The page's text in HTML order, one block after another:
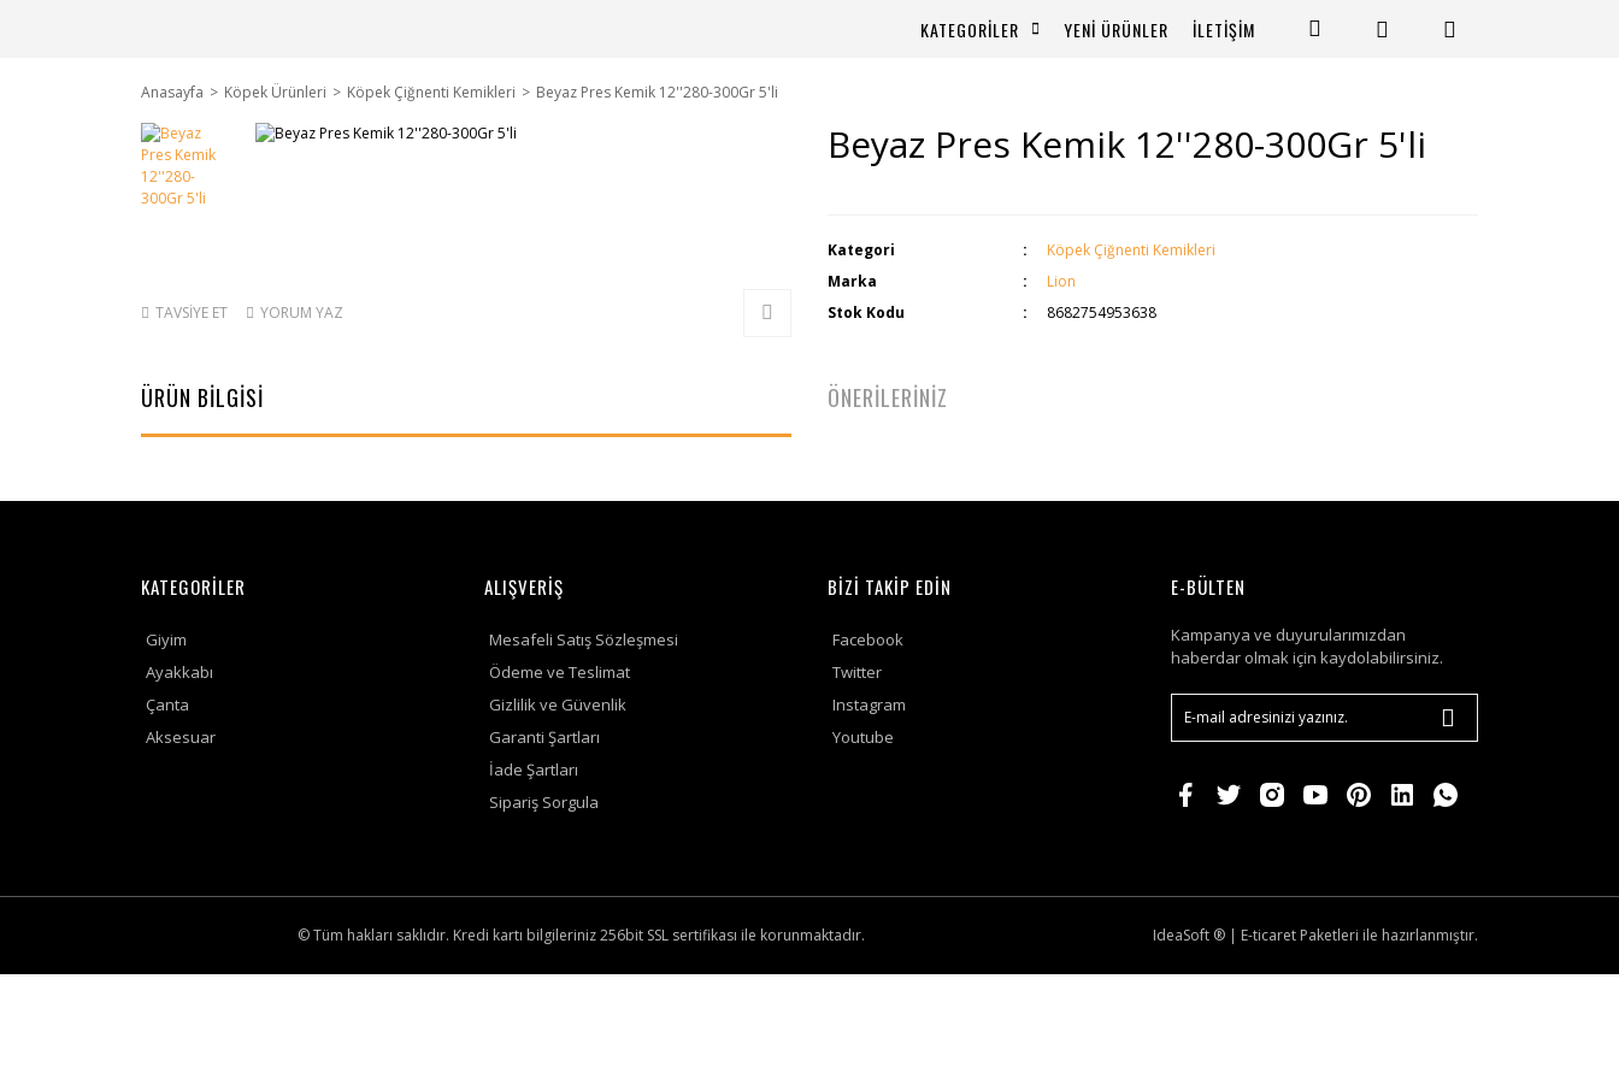
KATEGORİLER YENİ ÜRÜNLER İLETİŞİM
Anasayfa Köpek Ürünleri Köpek Çiğnenti Kemikleri Beyaz Pres Kemik 12''280-300Gr 5'li
TAVSİYE ET YORUM YAZ
Beyaz Pres Kemik 12''280-300Gr 5'li
Kategori
Köpek Çiğnenti Kemikleri
Marka
Lion
Stok Kodu
8682754953638
ÜRÜN BİLGİSİ ÖNERİLERİNİZ
KATEGORİLER
Giyim
Ayakkabı
Çanta
Aksesuar
ALIŞVERİŞ
Mesafeli Satış Sözleşmesi
Ödeme ve Teslimat
Gizlilik ve Güvenlik
Garanti Şartları
İade Şartları
Sipariş Sorgula
BİZİ TAKİP EDİN
Facebook
Twitter
Instagram
Youtube
E-BÜLTEN
Kampanya ve duyurularımızdan
haberdar olmak için kaydolabilirsiniz.
© Tüm hakları saklıdır. Kredi kartı bilgileriniz 256bit SSL sertifikası ile korunmaktadır. IdeaSoft ® | E-ticaret Paketleri ile hazırlanmıştır.